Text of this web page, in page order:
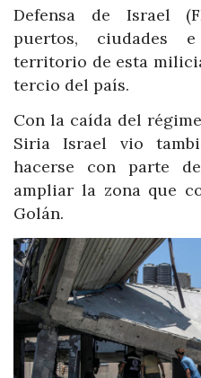
Defensa de Israel
puertos, ciudades
territorio de esta
tercio del país.
Con la caída del
Siria Israel vio
hacerse con parte
ampliar la zona que
Golán.